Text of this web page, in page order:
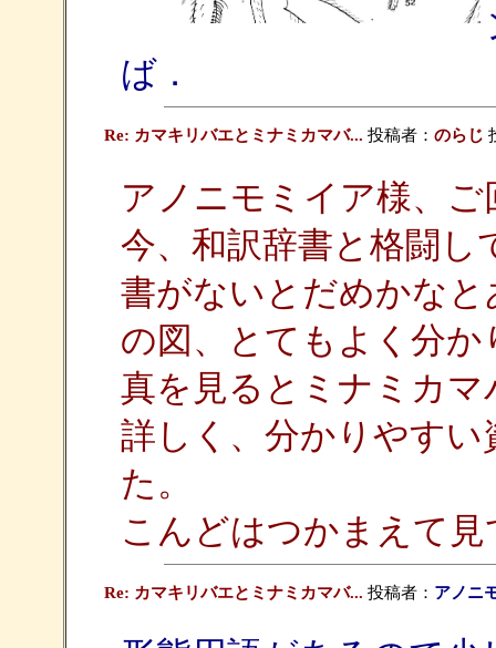
ば．
Re: カマキリバエとミナミカマバ... 投稿者： のらじ
アノニモミイア様、
今、和訳辞書と格闘し
書がないとだめかな
の図、とてもよく分
真を見るとミナミカマ
詳しく、分かりやす
た。
こんどはつかまえて
Re: カマキリバエとミナミカマバ... 投稿者： アノニ